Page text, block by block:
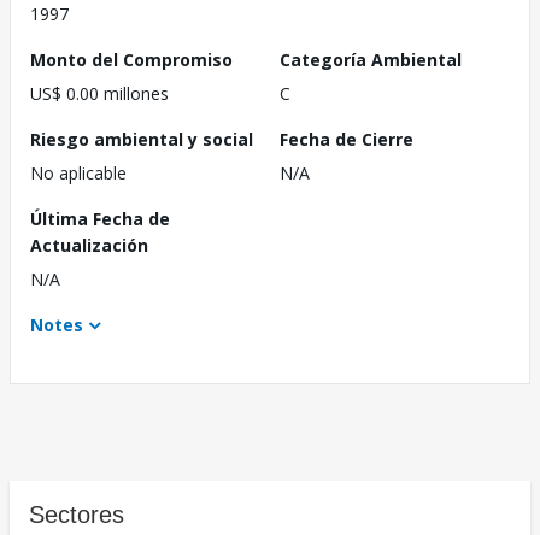
1997
Monto del Compromiso
US$ 0.00 millones
Categoría Ambiental
C
Riesgo ambiental y social
No aplicable
Fecha de Cierre
N/A
Última Fecha de
Actualización
N/A
Notes
Sectores